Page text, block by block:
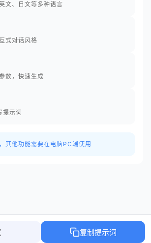
文、日文等多种语言
式对话风格
数，快速生成
提示词
其他功能需要在电脑PC端使用
复制提示词